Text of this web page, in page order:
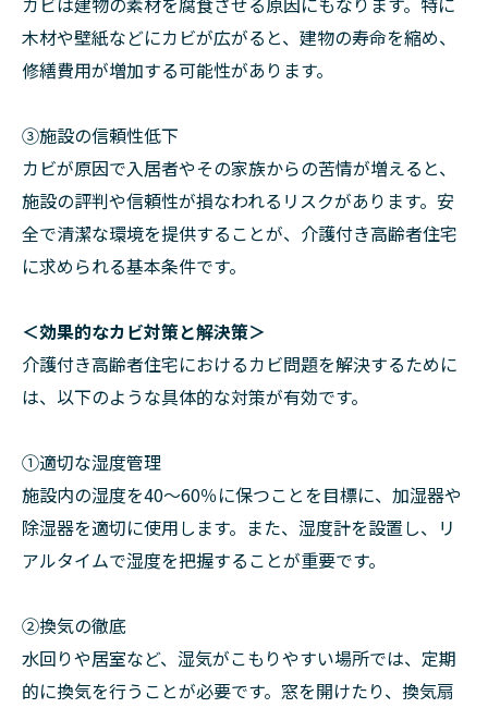
木材や壁紙などにカビが広がると、建物の寿命を縮め、
修繕費用が増加する可能性があります。
➂施設の信頼性低下
カビが原因で入居者やその家族からの苦情が増えると、
施設の評判や信頼性が損なわれるリスクがあります。安
全で清潔な環境を提供することが、介護付き高齢者住宅
に求められる基本条件です。
＜効果的なカビ対策と解決策＞
介護付き高齢者住宅におけるカビ問題を解決するために
は、以下のような具体的な対策が有効です。
①適切な湿度管理
施設内の湿度を40～60％に保つことを目標に、加湿器や
除湿器を適切に使用します。また、湿度計を設置し、リ
アルタイムで湿度を把握することが重要です。
②換気の徹底
水回りや居室など、湿気がこもりやすい場所では、定期
的に換気を行うことが必要です。窓を開けたり、換気扇